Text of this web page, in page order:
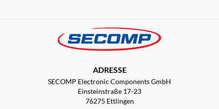
ADRESSE
SECOMP Electronic Components GmbH
Einsteinstraße 17-23
76275 Ettlingen